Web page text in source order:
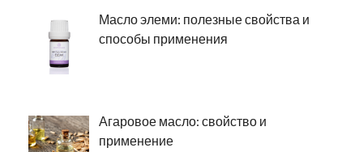
Масло элеми: полезные свойства и
способы применения
Агаровое масло: свойство и
применение